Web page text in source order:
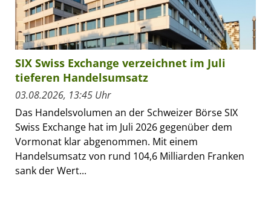
SIX Swiss Exchange verzeichnet im Juli
tieferen Handelsumsatz
03.08.2026, 13:45 Uhr
Das Handelsvolumen an der Schweizer Börse SIX
Swiss Exchange hat im Juli 2026 gegenüber dem
Vormonat klar abgenommen. Mit einem
Handelsumsatz von rund 104,6 Milliarden Franken
sank der Wert...